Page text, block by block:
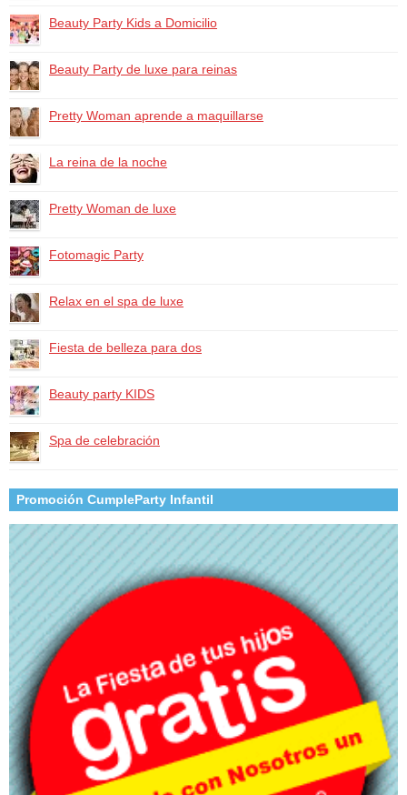
Beauty Party Kids a Domicilio
Beauty Party de luxe para reinas
Pretty Woman aprende a maquillarse
La reina de la noche
Pretty Woman de luxe
Fotomagic Party
Relax en el spa de luxe
Fiesta de belleza para dos
Beauty party KIDS
Spa de celebración
Promoción CumpleParty Infantil